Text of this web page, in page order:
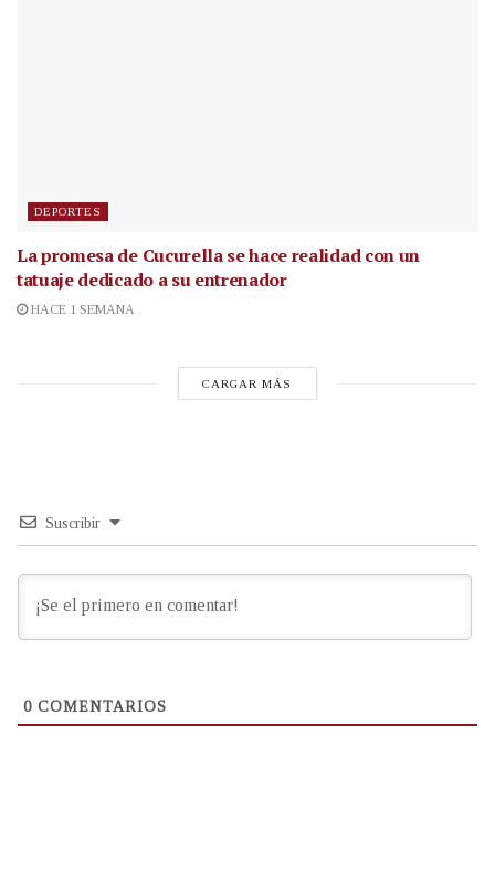
DEPORTES
La promesa de Cucurella se hace realidad con un
tatuaje dedicado a su entrenador
HACE 1 SEMANA
CARGAR MÁS
Suscribir
0 COMENTARIOS